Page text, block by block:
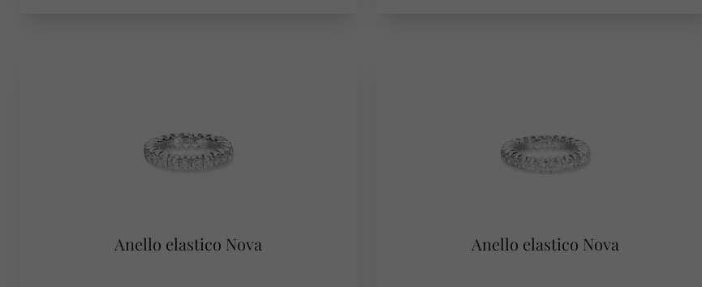
Anello elastico Nova Anello elastico Nova